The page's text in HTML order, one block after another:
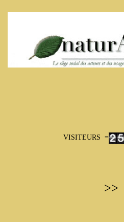
VISITEURS =
>>